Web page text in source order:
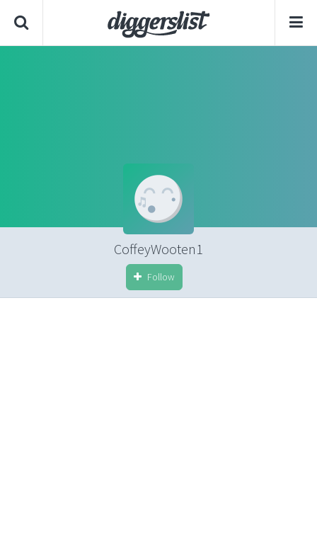
CoffeyWooten1
Follow